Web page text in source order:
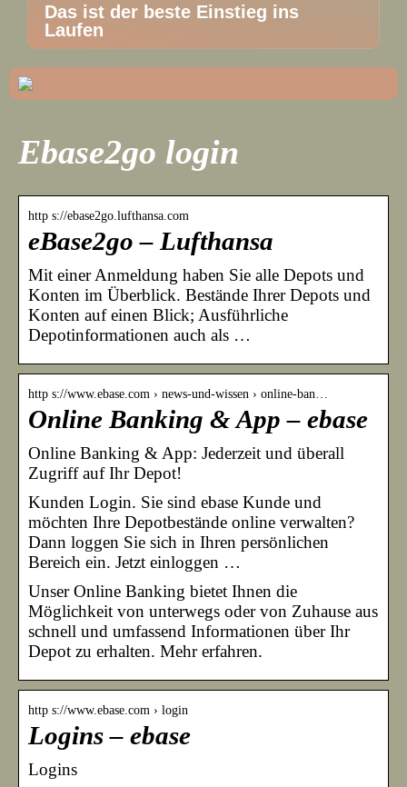
Das ist der beste Einstieg ins
Laufen
Ebase2go login
http s://ebase2go.lufthansa.com
eBase2go – Lufthansa
Mit einer Anmeldung haben Sie alle Depots und
Konten im Überblick. Bestände Ihrer Depots und
Konten auf einen Blick; Ausführliche
Depotinformationen auch als …
http s://www.ebase.com › news-und-wissen › online-ban…
Online Banking & App – ebase
Online Banking & App: Jederzeit und überall
Zugriff auf Ihr Depot!
Kunden Login. Sie sind ebase Kunde und
möchten Ihre Depotbestände online verwalten?
Dann loggen Sie sich in Ihren persönlichen
Bereich ein. Jetzt einloggen …
Unser Online Banking bietet Ihnen die
Möglichkeit von unterwegs oder von Zuhause aus
schnell und umfassend Informationen über Ihr
Depot zu erhalten. Mehr erfahren.
http s://www.ebase.com › login
Logins – ebase
Logins